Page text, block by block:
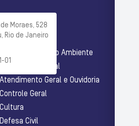
Moraes, 528
Rio de Janeiro
01
e Meio Ambiente
Social
Geral e Ouvidoria
Geral
Civil